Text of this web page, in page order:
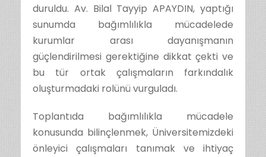
duruldu. Av. Bilal Tayyip APAYDIN, yaptığı
sunumda bağımlılıkla mücadelede
kurumlar arası dayanışmanın
güçlendirilmesi gerektiğine dikkat çekti ve
bu tür ortak çalışmaların farkındalık
oluşturmadaki rolünü vurguladı.
Toplantıda bağımlılıkla mücadele
konusunda bilinçlenmek, Üniversitemizdeki
önleyici çalışmaları tanımak ve ihtiyaç